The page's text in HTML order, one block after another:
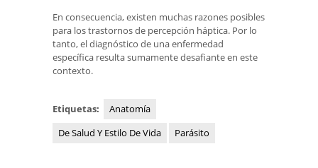
En consecuencia, existen muchas razones posibles
para los trastornos de percepción háptica. Por lo
tanto, el diagnóstico de una enfermedad
específica resulta sumamente desafiante en este
contexto.
Etiquetas:
Anatomía
De Salud Y Estilo De Vida
Parásito